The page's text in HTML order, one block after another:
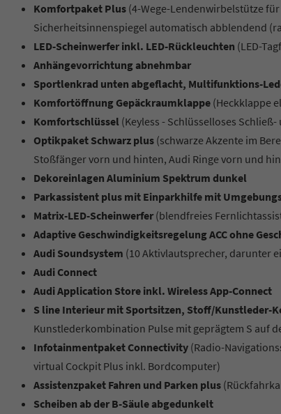
Komfortpaket Plus (4-Wege-Lendenwirbelstütze
Sicherheitsinnenspiegel automatisch abblendend
LED-Scheinwerfer inkl. LED-Rückleuchten (LED-
Anhängevorrichtung abnehmbar
Sportlenkrad unten abgeflacht, Multifunktions-
Komfortöffnung Gepäckraumklappe (Heckklappe
Komfortschlüssel (Keyless - Schlüsselloses
Optikpaket Schwarz plus (schwarze Akzente im
Stoßfänger vorn und hinten, Audi Ringe vorn und
Dekoreinlagen Aluminium Spektrum dunkel
Parkassistent plus mit Einparkhilfe mit
Matrix-LED-Scheinwerfer (blendfreies
Adaptive Geschwindigkeitsregelung ACC ohne
Audi Soundsystem (10 Aktivlautsprecher, darunter
Audi Connect
Audi Application Store inkl. Wireless App-Connect
S line Interieur mit Sportsitzen, Stoff/Kunstleder-
Kunstlederkombination Pulse mit geprägtem S auf
Infotainmentpaket Connectivity (Radio-
virtual Cockpit Plus inkl. Bordcomputer)
Assistenzpaket Fahren und Parken plus
Scheiben ab der B-Säule abgedunkelt